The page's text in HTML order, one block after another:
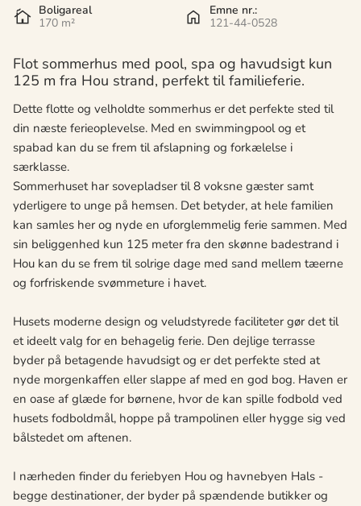
Boligareal
170 m²
Emne nr.:
121-44-0528
Flot sommerhus med pool, spa og havudsigt kun
125 m fra Hou strand, perfekt til familieferie.
Dette flotte og velholdte sommerhus er det perfekte sted til
din næste ferieoplevelse. Med en swimmingpool og et
spabad kan du se frem til afslapning og forkælelse i
særklasse.
Sommerhuset har sovepladser til 8 voksne gæster samt
yderligere to unge på hemsen. Det betyder, at hele familien
kan samles her og nyde en uforglemmelig ferie sammen. Med
sin beliggenhed kun 125 meter fra den skønne badestrand i
Hou kan du se frem til solrige dage med sand mellem tæerne
og forfriskende svømmeture i havet.
Husets moderne design og veludstyrede faciliteter gør det til
et ideelt valg for en behagelig ferie. Den dejlige terrasse
byder på betagende havudsigt og er det perfekte sted at
nyde morgenkaffen eller slappe af med en god bog. Haven er
en oase af glæde for børnene, hvor de kan spille fodbold ved
husets fodboldmål, hoppe på trampolinen eller hygge sig ved
bålstedet om aftenen.
I nærheden finder du feriebyen Hou og havnebyen Hals -
begge destinationer, der byder på spændende butikker og